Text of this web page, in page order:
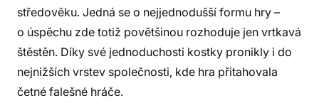
středověku. Jedná se o nejjednodušší formu hry –
o úspěchu zde totiž povětšinou rozhoduje jen vrtkavá
štěstěn. Díky své jednoduchosti kostky pronikly i do
nejnižších vrstev společnosti, kde hra přitahovala
četné falešné hráče.